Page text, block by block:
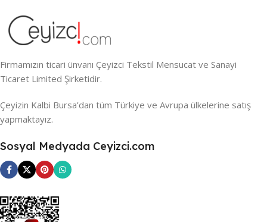
Firmamızın ticari ünvanı Çeyizci Tekstil Mensucat ve Sanayi
Ticaret Limited Şirketidir.
Çeyizin Kalbi Bursa’dan tüm Türkiye ve Avrupa ülkelerine satış
yapmaktayız.
Sosyal Medyada Ceyizci.com